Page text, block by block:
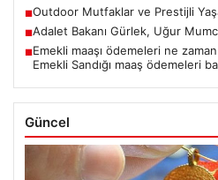
■Outdoor Mutfaklar ve Prestijli
■Adalet Bakanı Gürlek, Uğur
■Emekli maaşı ödemeleri ne
Emekli Sandığı maaş ödemeleri
Güncel